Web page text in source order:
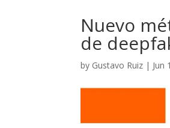
Nuevo
de
by Gustavo Ruiz | Jun